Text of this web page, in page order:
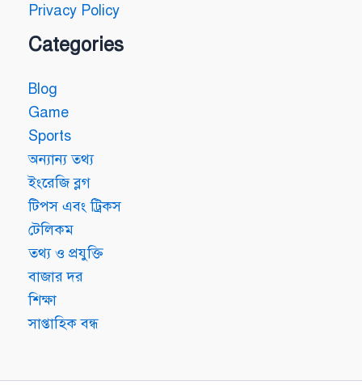
Privacy Policy
Categories
Blog
Game
Sports
অন্যান্য তথ্য
ইংরেজি ব্লগ
টিপস এবং ট্রিকস
টেলিকম
তথ্য ও প্রযুক্তি
বাজার দর
শিক্ষা
সাপ্তাহিক বন্ধ